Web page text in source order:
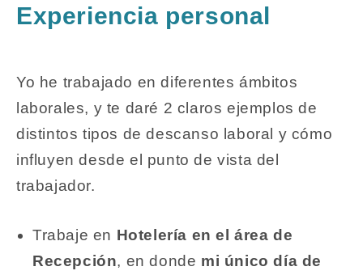
Experiencia personal
Yo he trabajado en diferentes ámbitos
laborales, y te daré 2 claros ejemplos de
distintos tipos de descanso laboral y cómo
influyen desde el punto de vista del
trabajador.
Trabaje en Hotelería en el área de
Recepción, en donde mi único día de